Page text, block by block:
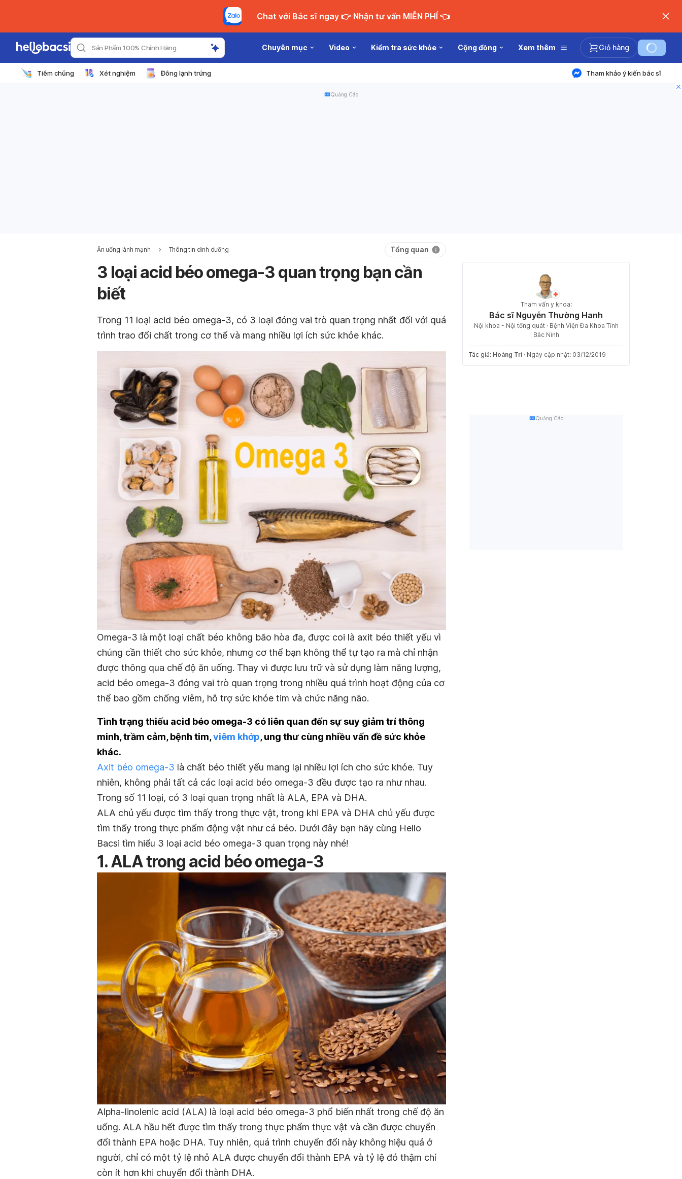
Chat với Bác sĩ ngay 👉 Nhận tư vấn MIỄN PHÍ 👈
Sản Phẩm 100% Chính Hãng Chuyên mục Video Kiểm tra sức khỏe Cộng đồng Xem thêm Giỏ hàng
Tiêm chủng Xét nghiệm Đông lạnh trứng Tham khảo ý kiến bác sĩ
Quảng Cáo
Ăn uống lành mạnh Thông tin dinh dưỡng Tổng quan
3 loại acid béo omega-3 quan trọng bạn cần
biết
Trong 11 loại acid béo omega-3, có 3 loại đóng vai trò quan trọng nhất đối với quá
trình trao đổi chất trong cơ thể và mang nhiều lợi ích sức khỏe khác.
Omega-3 là một loại chất béo không bão hòa đa, được coi là axit béo thiết yếu vì
chúng cần thiết cho sức khỏe, nhưng cơ thể bạn không thể tự tạo ra mà chỉ nhận
được thông qua chế độ ăn uống. Thay vì được lưu trữ và sử dụng làm năng lượng,
acid béo omega-3 đóng vai trò quan trọng trong nhiều quá trình hoạt động của cơ
thể bao gồm chống viêm, hỗ trợ sức khỏe tim và chức năng não.
Tình trạng thiếu acid béo omega-3 có liên quan đến sự suy giảm trí thông
minh, trầm cảm, bệnh tim,viêm khớp, ung thư cùng nhiều vấn đề sức khỏe
khác.
Axit béo omega-3 là chất béo thiết yếu mang lại nhiều lợi ích cho sức khỏe. Tuy
nhiên, không phải tất cả các loại acid béo omega-3 đều được tạo ra như nhau.
Trong số 11 loại, có 3 loại quan trọng nhất là ALA, EPA và DHA.
ALA chủ yếu được tìm thấy trong thực vật, trong khi EPA và DHA chủ yếu được
tìm thấy trong thực phẩm động vật như cá béo. Dưới đây bạn hãy cùng Hello
Bacsi tìm hiểu 3 loại acid béo omega-3 quan trọng này nhé!
1. ALA trong acid béo omega-3
Alpha-linolenic acid (ALA) là loại acid béo omega-3 phổ biến nhất trong chế độ ăn
uống. ALA hầu hết được tìm thấy trong thực phẩm thực vật và cần được chuyển
đổi thành EPA hoặc DHA. Tuy nhiên, quá trình chuyển đổi này không hiệu quả ở
người, chỉ có một tỷ lệ nhỏ ALA được chuyển đổi thành EPA và tỷ lệ đó thậm chí
còn ít hơn khi chuyển đổi thành DHA.
Tham vấn y khoa:
Bác sĩ Nguyễn Thường Hanh
Nội khoa - Nội tổng quát · Bệnh Viện Đa Khoa Tỉnh
Bắc Ninh
Tác giả: Hoàng Trí · Ngày cập nhật: 03/12/2019
Quảng Cáo